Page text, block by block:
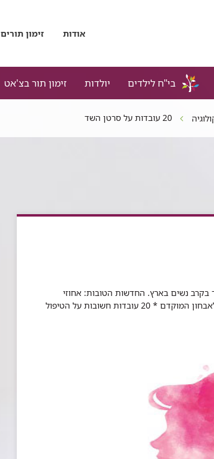
אודות זימון תורים
בי"ח לילדים יולדות זימון תור בצ'אט
20 עובדות על סרטן השד
נשים בארץ. החדשות הטובות: אחוזי
ההישרדות ממנה הם מהגבוהים בעולם הודות לאיכות הטיפולים ולאבחון המוקדם * 20 עובדות חשובות על הטיפול